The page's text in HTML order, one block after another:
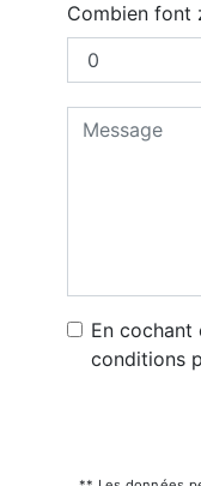
Combien font
En cochant
conditions